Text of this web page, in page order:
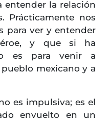
entender la relación
Prácticamente nos
para ver y entender
y que si ha
es para venir a
mexicano y a
es impulsiva; es el
envuelto en un